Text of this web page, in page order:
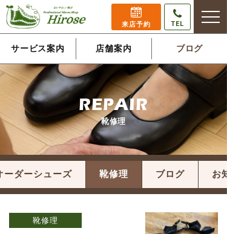
来店予約 TEL
サービス案内 店舗案内 ブログ
REPAIR
靴修理
ーダーシューズ 靴修理 ブログ お
靴修理